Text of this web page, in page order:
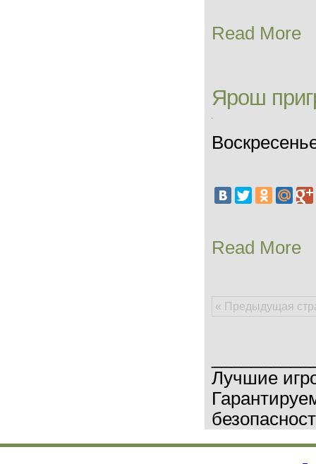
Read More
Ярош
Read More
« Предыдущая
Лучшие